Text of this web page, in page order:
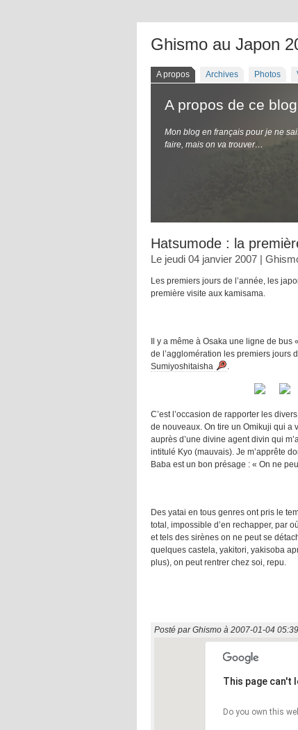
Ghismo au Japon
A propos Archives Photos
A propos de ce blog
Mon blog en français pour je ne
faire, mais on va trouver…
Hatsumode : la
Le jeudi 04 janvier 2007 |
Les premiers jours de l’année, les
première visite aux kamisama.
Il y a même à Osaka une ligne de
de l’agglomération les premiers jours
Sumiyoshitaisha
.
C’est l’occasion de rapporter les
de nouveaux. On tire un Omikuji qui
auprès d’une divine agent divin qui
intitulé Kyo (mauvais). Je m’apprête
Baba est un bon présage : « On ne
Des yatai en tous genres ont pris le
total, impossible d’en rechapper, par
et tels des sirènes on ne peut se
quelques castela, yakitori, yakisoba
plus), on peut rentrer chez soi, repu.
Posté parGhismo à 2007-01-04
This page can't
Do you own this